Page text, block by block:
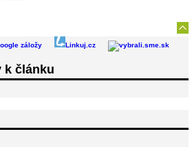
záložy
Linkuj.cz
k článku